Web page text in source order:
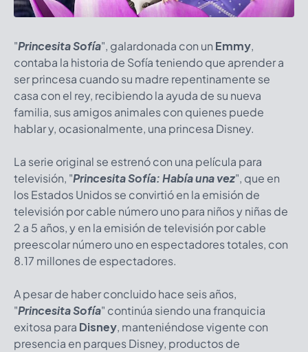
"Princesita Sofía", galardonada con un Emmy,
contaba la historia de Sofía teniendo que aprender a
ser princesa cuando su madre repentinamente se
casa con el rey, recibiendo la ayuda de su nueva
familia, sus amigos animales con quienes puede
hablar y, ocasionalmente, una princesa Disney.
La serie original se estrenó con una película para
televisión, "Princesita Sofía: Había una vez", que en
los Estados Unidos se convirtió en la emisión de
televisión por cable número uno para niños y niñas de
2 a 5 años, y en la emisión de televisión por cable
preescolar número uno en espectadores totales, con
8.17 millones de espectadores.
A pesar de haber concluido hace seis años,
"Princesita Sofía" continúa siendo una franquicia
exitosa para Disney, manteniéndose vigente con
presencia en parques Disney, productos de